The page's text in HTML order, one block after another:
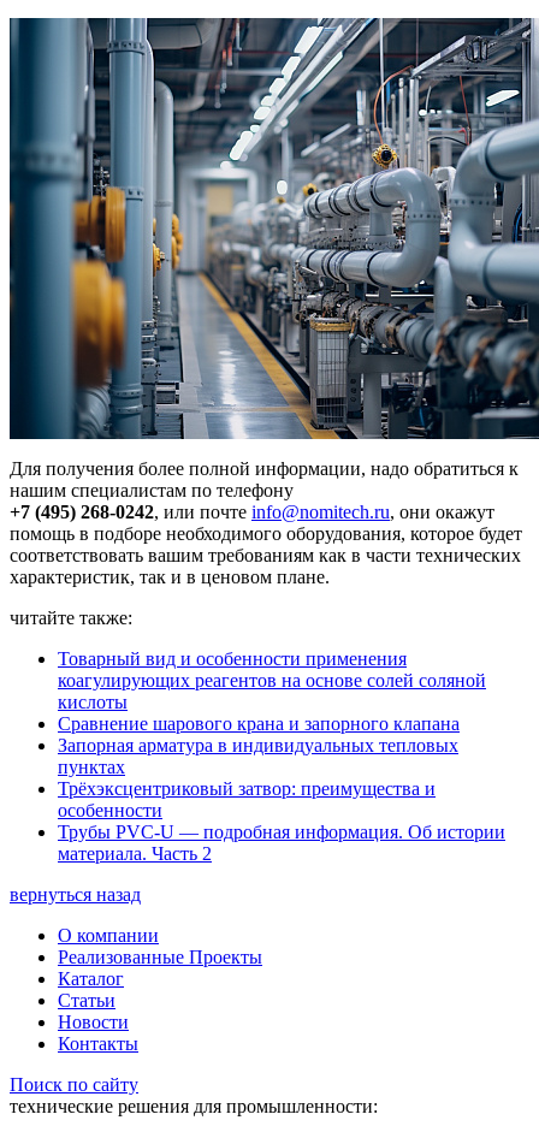
Для получения более полной информации, надо обратиться к
нашим специалистам по телефону
+7 (495) 268-0242, или почте info@nomitech.ru, они окажут
помощь в подборе необходимого оборудования, которое будет
соответствовать вашим требованиям как в части технических
характеристик, так и в ценовом плане.
читайте также:
Товарный вид и особенности применения
коагулирующих реагентов на основе солей соляной
кислоты
Сравнение шарового крана и запорного клапана
Запорная арматура в индивидуальных тепловых
пунктах
Трёхэксцентриковый затвор: преимущества и
особенности
Трубы PVC-U — подробная информация. Об истории
материала. Часть 2
вернуться назад
О компании
Реализованные Проекты
Каталог
Статьи
Новости
Контакты
Поиск по сайту
технические решения для промышленности: